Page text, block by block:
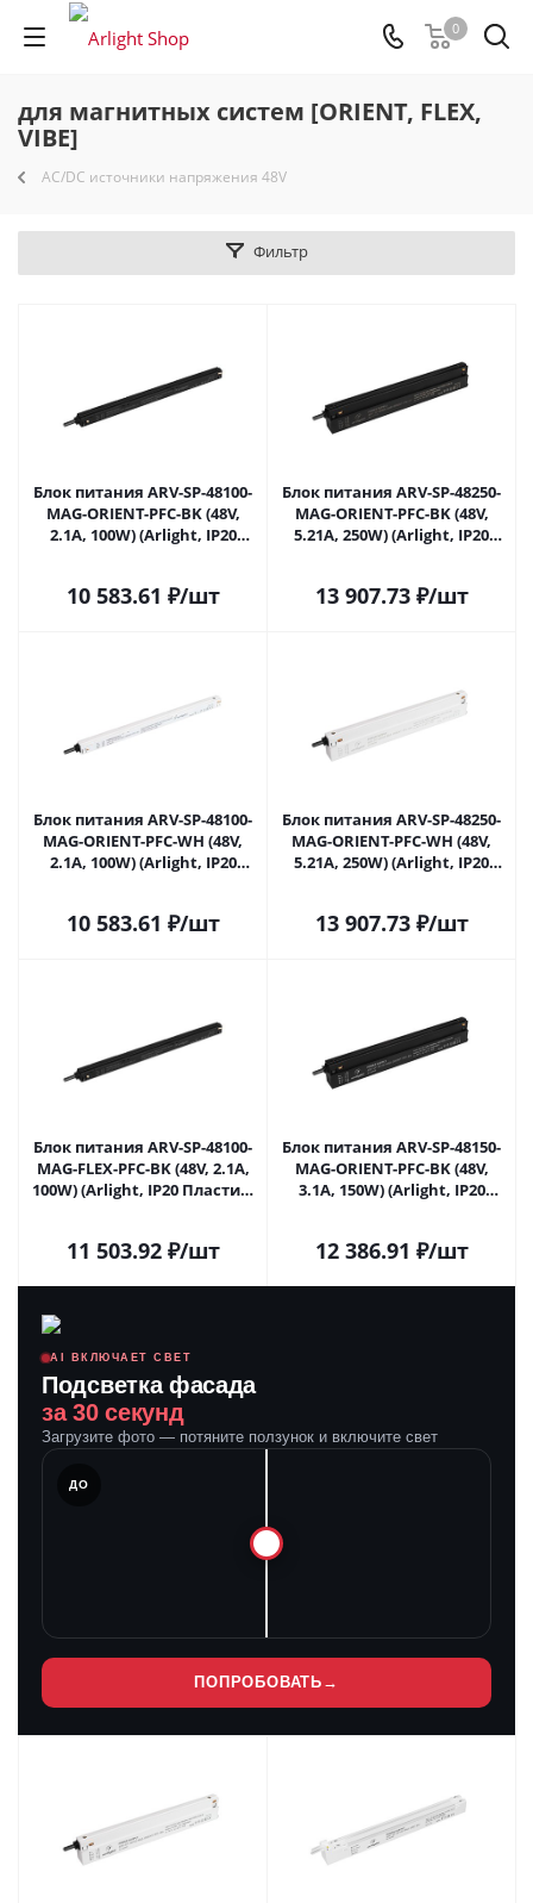
0
для магнитных систем [ORIENT, FLEX,
VIBE]
AC/DC источники напряжения 48V
Фильтр
Блок питания ARV-SP-48100-
MAG-ORIENT-PFC-BK (48V,
2.1A, 100W) (Arlight, IP20
10 583.61 ₽/шт
Блок питания ARV-SP-48250-
MAG-ORIENT-PFC-BK (48V,
5.21A, 250W) (Arlight, IP20
13 907.73₽/шт
Блок питания ARV-SP-48100-
MAG-ORIENT-PFC-WH (48V,
2.1A, 100W) (Arlight, IP20
10 583.61 ₽/шт
Блок питания ARV-SP-48250-
MAG-ORIENT-PFC-WH (48V,
5.21A, 250W) (Arlight, IP20
13 907.73₽/шт
Блок питания ARV-SP-48100-
MAG-FLEX-PFC-BK (48V, 2.1A,
100W) (Arlight, IP20 Пластик,
11 503.92₽/шт
Блок питания ARV-SP-48150-
MAG-ORIENT-PFC-BK (48V,
3.1A, 150W) (Arlight, IP20
12 386.91 ₽/шт
AI ВКЛЮЧАЕТ СВЕТ
Подсветка фасада
за 30 секунд
Загрузите фото — потяните ползунок и включите свет
ДО
ПОПРОБОВАТЬ →